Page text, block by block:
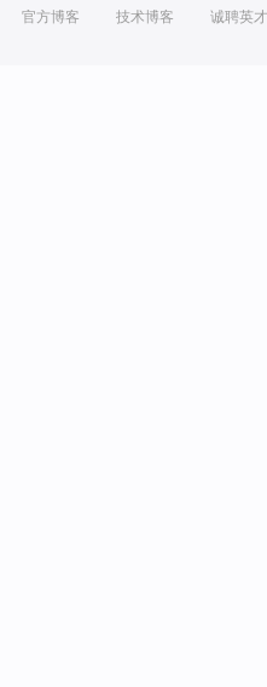
官方博客 技术博客 诚聘英才